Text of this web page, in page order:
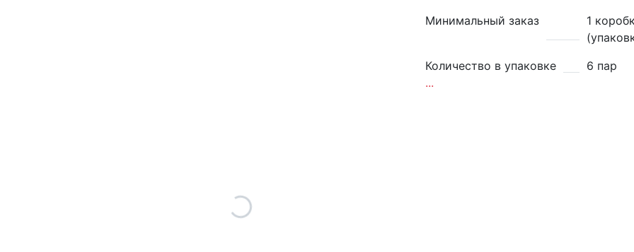
Минимальный заказ
1
Количество в упаковке
6 пар
...